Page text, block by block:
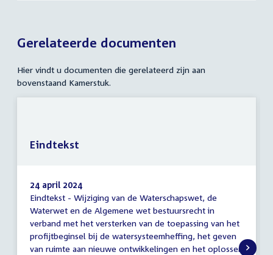
Gerelateerde documenten
Hier vindt u documenten die gerelateerd zijn aan
bovenstaand Kamerstuk.
Eindtekst
24 april 2024
Eindtekst - Wijziging van de Waterschapswet, de
Waterwet en de Algemene wet bestuursrecht in
verband met het versterken van de toepassing van het
profijtbeginsel bij de watersysteemheffing, het geven
van ruimte aan nieuwe ontwikkelingen en het oplossen
Eindtekst